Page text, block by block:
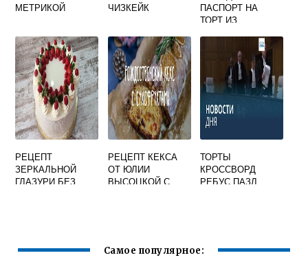
МЕТРИКОЙ
ЧИЗКЕЙК
ПАСПОРТ НА
ТОРТ ИЗ
РЕЦЕПТ
ЗЕРКАЛЬНОЙ
ГЛАЗУРИ БЕЗ
РЕЦЕПТ КЕКСА
ОТ ЮЛИИ
ВЫСОЦКОЙ С
ТОРТЫ
КРОССВОРД
РЕБУС ПАЗЛ
Самое популярное: